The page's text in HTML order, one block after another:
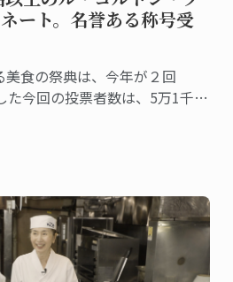
ート。名誉ある称号受
食の祭典は、今年が２回
た今回の投票者数は、5万1千人
称え４０部門における受賞